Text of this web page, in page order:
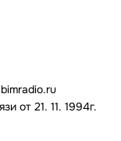
от 21. 11. 1994г.